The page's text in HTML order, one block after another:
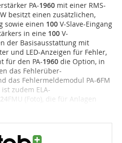
PA-1960 mit einer RMS-
W besitzt einen zusätzlichen,
sowie einen 100 V-Slave-Eingang
in eine 100 V-
der Basisausstattung mit
und LED-Anzeigen für Fehler,
für den PA-1960 die Option, in
das Fehlerüber­
das Fehlermeldemodul PA-6FM
zudem ELA-
24 FMU (Foto), die für Anlagen